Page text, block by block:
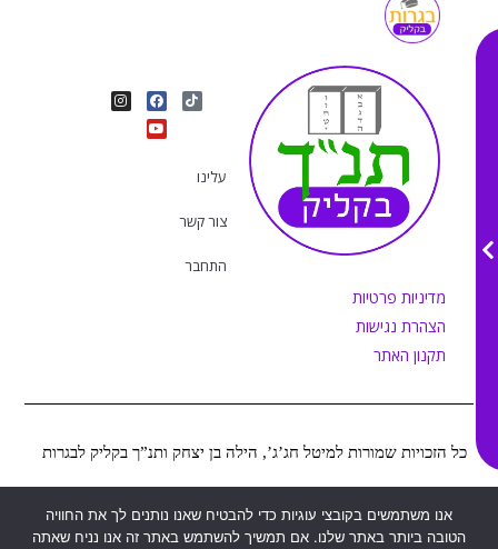
מדיניות פרטיות
הצהרת נגישות
תקנון האתר
T
i
F
a
c
e
I
n
Y
o
u
t
עלינו
צור קשר
התחבר
כל הזכויות שמורות למיטל חג’ג’, הילה בן יצחק ותנ”ך בקליק לבגרות
©נבנה ע”י2022
Web&MOR
אנו משתמשים בקובצי עוגיות כדי להבטיח שאנו נותנים לך את החוויה
הטובה ביותר באתר שלנו. אם תמשיך להשתמש באתר זה אנו נניח שאתה